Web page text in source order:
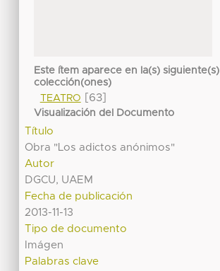
Este ítem aparece en la(s) siguiente(s)
colección(ones)
TEATRO
[63]
Visualización del Documento
Título
Obra "Los adictos anónimos"
Autor
DGCU, UAEM
Fecha de publicación
2013-11-13
Tipo de documento
Imágen
Palabras clave